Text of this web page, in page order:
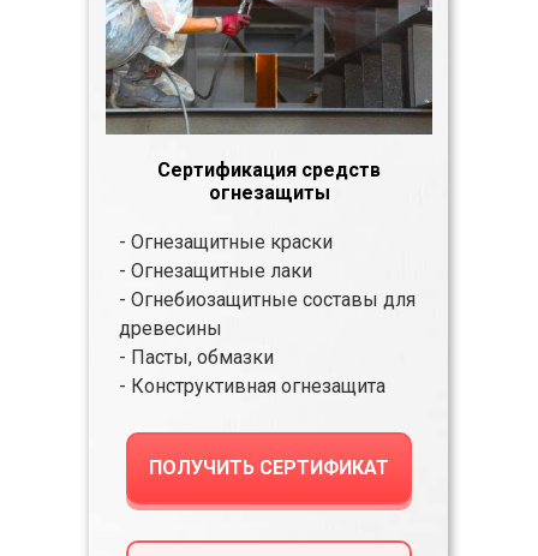
ПОЛУЧИТЬ СЕРТИФИКАТ
Сертификация средств
огнезащиты
- Огнезащитные краски
- Огнезащитные лаки
- Огнебиозащитные составы для
древесины
- Пасты, обмазки
- Конструктивная огнезащита